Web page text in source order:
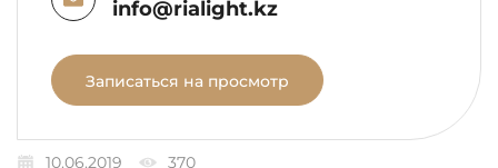
info@rialight.kz
Записаться на просмотр
10.06.2019 370